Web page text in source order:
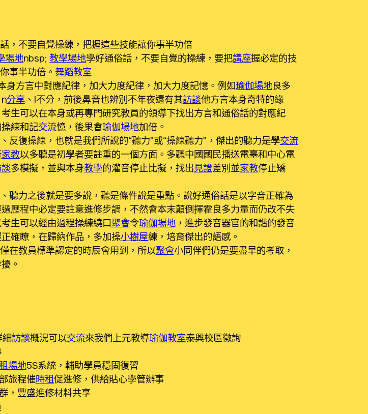
，不要自覺操練，把握這些技能讓你事半功倍
場地nbsp;教學場地學好通俗話，不要自覺的操練，要把講座握必定的技
事半功倍。 舞蹈教室
身方言中對應紀律，加大力度紀律，加大力度記憶。例如瑜伽場地良多
分享、l不分，前後鼻音也辨別不年夜還有其訪談他方言本身奇特的緣
生可以在本身或再專門研究教員的領導下找出方言和通俗話的對應紀
練和記交流憶，後果會瑜伽場地加倍。
、反復操練，也就是我們所說的“聽力”或“操練聽力”，傑出的聽力是學交流
家教以多聽是初學者要註重的一個方面。多聽中國國民播送電臺和中心電
多模擬，並與本身教學的灌音停止比擬，找出見證差別並家教停止矯
聽力之後就是要多說，聽是條件說是重點。說好通俗話是以字音正確為
歷程中必定要註意進修步調，不然會本末顛倒揮霍良多力量而仍改不失
生可以經由過程操練繞口聚會令瑜伽場地，進步發音器官的和諧的發音
確瞭，在歸納作品，多加操小樹屋練，培育傑出的語感。
在教員標準認定的時辰會用到，所以聚會小同伴們仍是要盡早的考取，
。
訪談概況可以交流來我們上元教導瑜伽教室泰興校區徵詢
場地5S系統，輔助學員穩固復習
旅程催時租促進修，供給貼心學管辦事
，豐盛進修材料共享